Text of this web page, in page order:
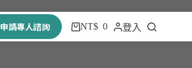
申請專人諮詢 NT$ 0 登入